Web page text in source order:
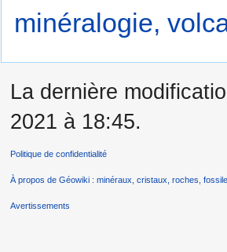
minéralogie,
La dernière
2021 à 18:45.
Politique de confidentialité
À propos de Géowiki : minéraux, cristaux, roches,
Avertissements